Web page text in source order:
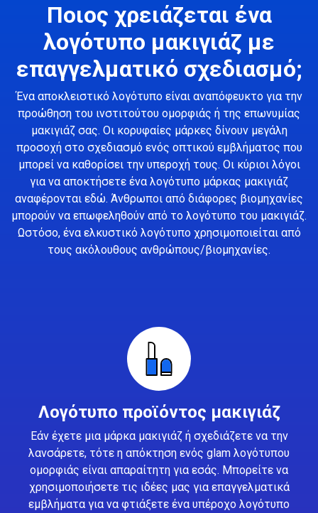
Ποιος χρειάζεται ένα
λογότυπο μακιγιάζ με
επαγγελματικό σχεδιασμό;
Ένα αποκλειστικό λογότυπο είναι αναπόφευκτο για την
προώθηση του ινστιτούτου ομορφιάς ή της επωνυμίας
μακιγιάζ σας. Οι κορυφαίες μάρκες δίνουν μεγάλη
προσοχή στο σχεδιασμό ενός οπτικού εμβλήματος που
μπορεί να καθορίσει την υπεροχή τους. Οι κύριοι λόγοι
για να αποκτήσετε ένα λογότυπο μάρκας μακιγιάζ
αναφέρονται εδώ. Άνθρωποι από διάφορες βιομηχανίες
μπορούν να επωφεληθούν από το λογότυπο του μακιγιάζ.
Ωστόσο, ένα ελκυστικό λογότυπο χρησιμοποιείται από
τους ακόλουθους ανθρώπους/βιομηχανίες.
Λογότυπο προϊόντος μακιγιάζ
Εάν έχετε μια μάρκα μακιγιάζ ή σχεδιάζετε να την
λανσάρετε, τότε η απόκτηση ενός glam λογότυπου
ομορφιάς είναι απαραίτητη για εσάς. Μπορείτε να
χρησιμοποιήσετε τις ιδέες μας για επαγγελματικά
εμβλήματα για να φτιάξετε ένα υπέροχο λογότυπο